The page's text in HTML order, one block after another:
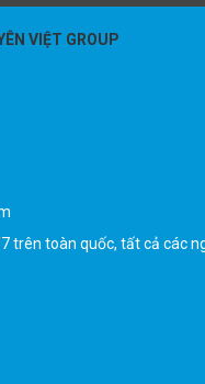
VIỆT GROUP